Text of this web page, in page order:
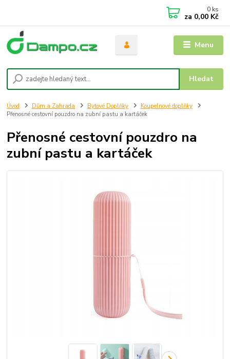
Menu
Hledat
0 ks
za 0,00 Kč
Úvod Dům a Zahrada Bytové Doplňky
Koupelnové doplňky
Přenosné cestovní pouzdro na zubní pastu a kartáček
Přenosné cestovní pouzdro na
zubní pastu a kartáček